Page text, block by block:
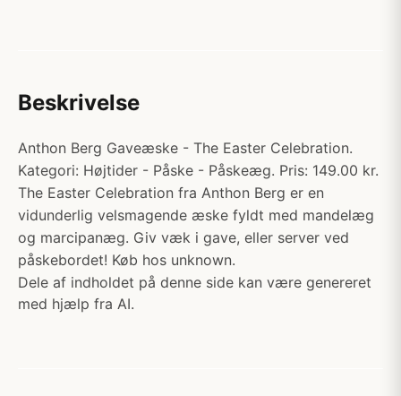
Beskrivelse
Anthon Berg Gaveæske - The Easter Celebration.
Kategori: Højtider - Påske - Påskeæg. Pris: 149.00 kr.
The Easter Celebration fra Anthon Berg er en
vidunderlig velsmagende æske fyldt med mandelæg
og marcipanæg. Giv væk i gave, eller server ved
påskebordet! Køb hos unknown.
Dele af indholdet på denne side kan være genereret
med hjælp fra AI.